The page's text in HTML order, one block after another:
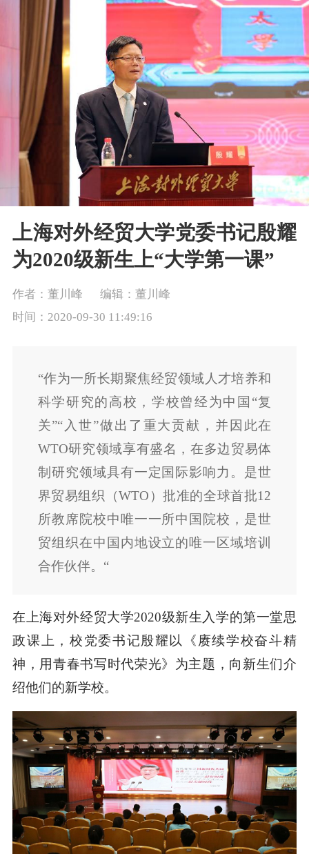
上海对外经贸大学党委书记殷耀
为2020级新生上“大学第一课”
作者：董川峰
编辑：董川峰
时间：2020-09-30 11:49:16
“作为一所长期聚焦经贸领域人才培养和
科学研究的高校，学校曾经为中国“复
关”“入世”做出了重大贡献，并因此在
WTO研究领域享有盛名，在多边贸易体
制研究领域具有一定国际影响力。是世
界贸易组织（WTO）批准的全球首批12
所教席院校中唯一一所中国院校，是世
贸组织在中国内地设立的唯一区域培训
合作伙伴。“
在上海对外经贸大学2020级新生入学的第一堂思
政课上，校党委书记殷耀以《赓续学校奋斗精
神，用青春书写时代荣光》为主题，向新生们介
绍他们的新学校。